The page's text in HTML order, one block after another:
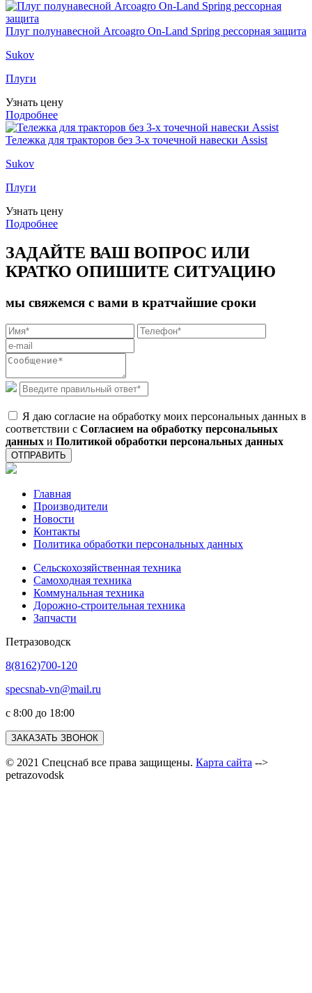
Плуг полунавесной Arcoagro On-Land Spring рессорная защита
Sukov
Плуги
Узнать цену
Подробнее
Тележка для тракторов без 3-х точечной навески Assist
Sukov
Плуги
Узнать цену
Подробнее
ЗАДАЙТЕ ВАШ ВОПРОС ИЛИ
КРАТКО ОПИШИТЕ СИТУАЦИЮ
мы свяжемся с вами в кратчайшие сроки
Я даю согласие на обработку моих персональных данных в
соответствии с Согласием на обработку персональных
данных и Политикой обработки персональных данных
ОТПРАВИТЬ
Главная
Производители
Новости
Контакты
Политика обработки персональных данных
Сельскохозяйственная техника
Самоходная техника
Коммунальная техника
Дорожно-строительная техника
Запчасти
Петразоводск
8(8162)700-120
specsnab-vn@mail.ru
с 8:00 до 18:00
ЗАКАЗАТЬ ЗВОНОК
© 2021 Спецснаб все права защищены. Карта сайта -->
petrazovodsk